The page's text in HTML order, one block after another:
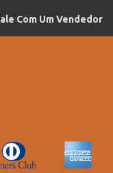
Com Um Vendedor